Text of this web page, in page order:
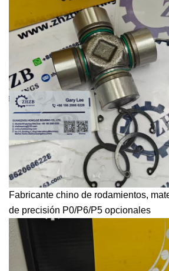
Fabricante chino de rodamientos,
de precisión P0/P6/P5 opcionales